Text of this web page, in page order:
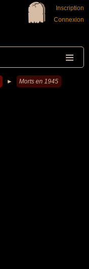
Inscription
Connexion
► Morts en 1945